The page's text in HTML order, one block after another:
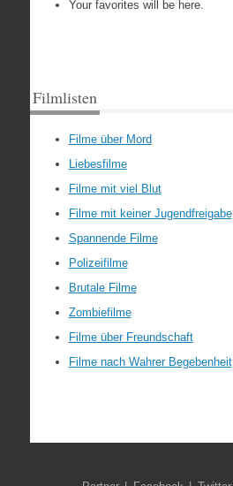
Your favorites will be here.
Filmlisten
Filme über Mord
Liebesfilme
Filme mit viel Blut
Filme mit keiner Jugendfreigabe
Spannende Filme
Polizeifilme
Brutale Filme
Zombiefilme
Filme über Freundschaft
Filme nach Wahrer Begebenheit